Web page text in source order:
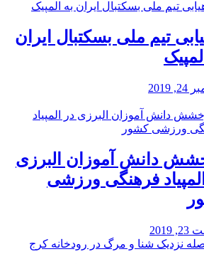
تیم ملی بسکتبال ایران
دانش آموزان البرزی
فرهنگی ورزشی